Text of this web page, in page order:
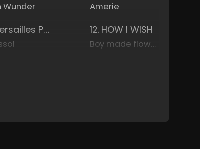
Wunder Amerie
11. Wersailles Planeur 12. HOW I WISH
Boy made flower